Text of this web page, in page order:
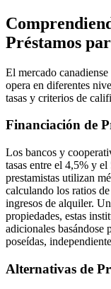
Préstamos
El mercado
opera en diferentes
tasas y criterios de
Financiación de
Los bancos y
tasas entre el 4,5% y
prestamistas utilizan
calculando los ratios
ingresos de alquiler.
propiedades, estas
adicionales basándose
poseídas,
Alternativas de